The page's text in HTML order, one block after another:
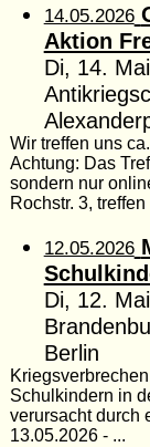
14.05.2026
Aktion
Di, 14.
Wir treffen uns
Achtung: Das
sondern nur
Rochstr. 3, treffen
12.05.2026
Di, 12.
Berlin
Schulkindern in
verursacht durch
13.05.2026 - ...